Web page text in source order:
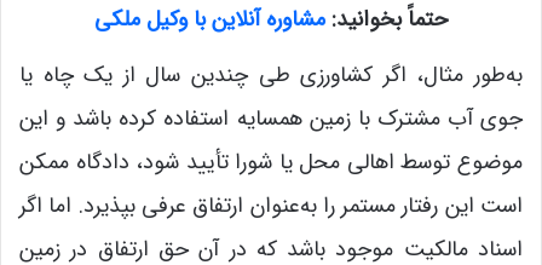
حتماً بخوانید: مشاوره آنلاین با وکیل ملکی
به‌طور مثال، اگر کشاورزی طی چندین سال از یک چاه یا
جوی آب مشترک با زمین همسایه استفاده کرده باشد و این
موضوع توسط اهالی محل یا شورا تأیید شود، دادگاه ممکن
است این رفتار مستمر را به‌عنوان ارتفاق عرفی بپذیرد. اما اگر
اسناد مالکیت موجود باشد که در آن حق ارتفاق در زمین